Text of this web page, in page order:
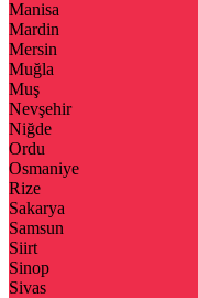
Manisa
Mardin
Mersin
Muğla
Muş
Nevşehir
Niğde
Ordu
Osmaniye
Rize
Sakarya
Samsun
Siirt
Sinop
Sivas